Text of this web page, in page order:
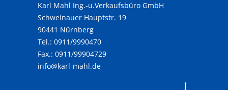
Karl Mahl Ing.-u.Verkaufsbüro GmbH
Schweinauer Hauptstr. 19
90441 Nürnberg
Tel.: 0911/9990470
Fax.: 0911/99904729
info@karl-mahl.de